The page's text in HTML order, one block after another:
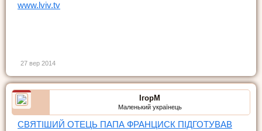
www.lviv.tv
27 вер 2014
ІгорМ
Маленький українець
СВЯТІШИЙ ОТЕЦЬ ПАПА ФРАНЦИСК ПІДГОТУВАВ